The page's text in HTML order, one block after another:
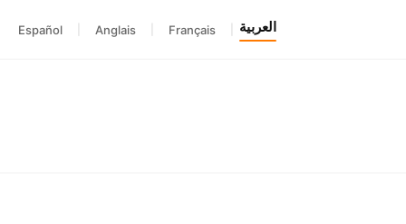
العربية Français
Anglais
Español